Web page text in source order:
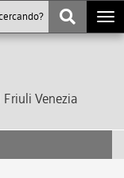
Venezia